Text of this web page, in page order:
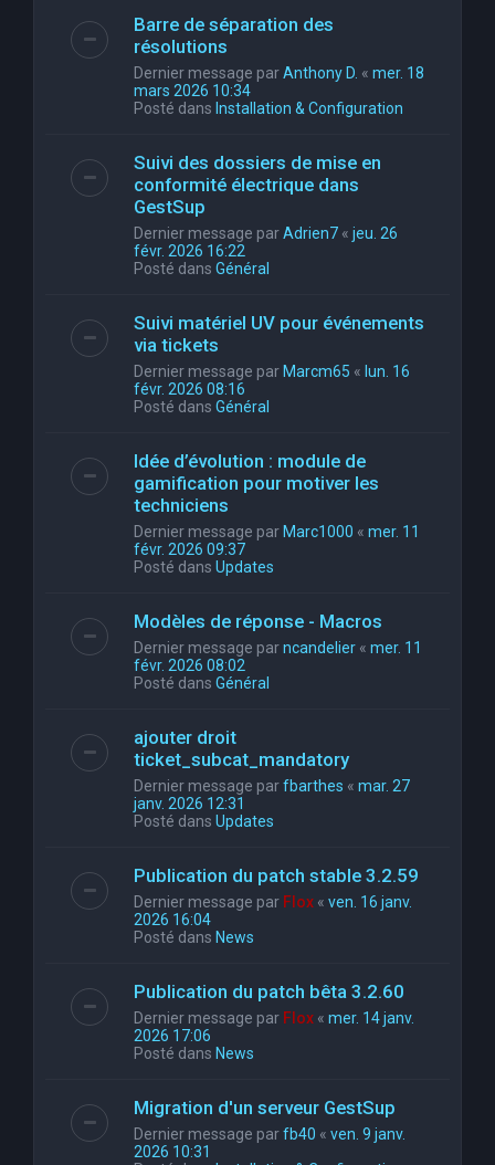
Barre de séparation des
résolutions
Dernier message parAnthony D. « mer. 18
mars 2026 10:34
Posté dans Installation & Configuration
Suivi des dossiers de mise en
conformité électrique dans
GestSup
Dernier message parAdrien7 « jeu. 26
févr. 2026 16:22
Posté dans Général
Suivi matériel UV pour événements
via tickets
Dernier message par Marcm65 « lun. 16
févr. 2026 08:16
Posté dans Général
Idée d’évolution : module de
gamification pour motiver les
techniciens
Dernier message par Marc1000 « mer. 11
févr. 2026 09:37
Posté dans Updates
Modèles de réponse - Macros
Dernier message parncandelier « mer. 11
févr. 2026 08:02
Posté dans Général
ajouter droit
ticket_subcat_mandatory
Dernier message parfbarthes « mar. 27
janv. 2026 12:31
Posté dans Updates
Publication du patch stable 3.2.59
Dernier message par Flox « ven. 16 janv.
2026 16:04
Posté dans News
Publication du patch bêta 3.2.60
Dernier message par Flox « mer. 14 janv.
2026 17:06
Posté dans News
Migration d'un serveur GestSup
Dernier message parfb40 « ven. 9 janv.
2026 10:31